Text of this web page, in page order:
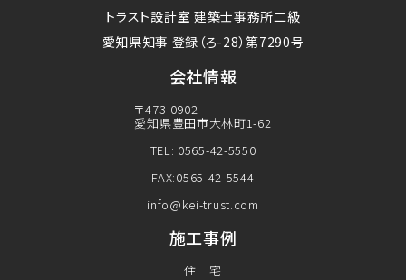
トラスト設計室 建築士事務所二級
愛知県知事 登録（ろ-28）第7290号
会社情報
〒473-0902
愛知県豊田市大林町1-62
TEL: 0565-42-5550
FAX:0565-42-5544
info@kei-trust.com
施工事例
住 宅